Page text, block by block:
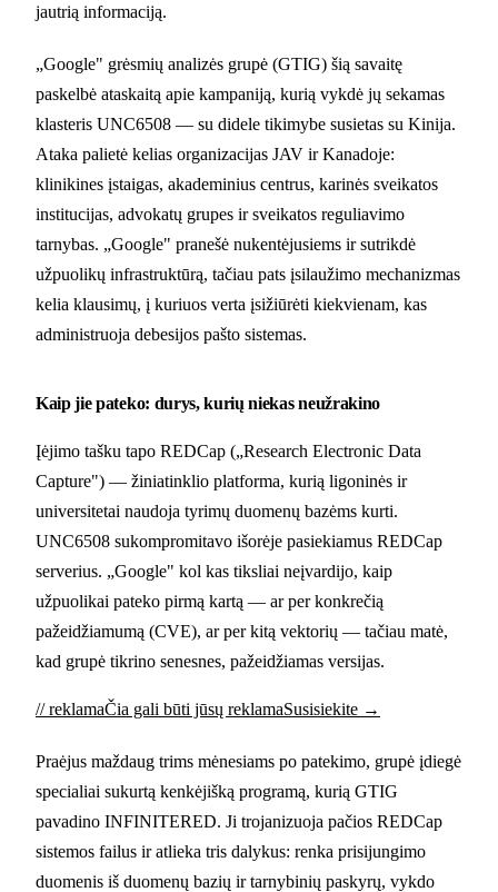
jautrią informaciją.
„Google" grėsmių analizės grupė (GTIG) šią savaitę
paskelbė ataskaitą apie kampaniją, kurią vykdė jų sekamas
klasteris UNC6508 — su didele tikimybe susietas su Kinija.
Ataka palietė kelias organizacijas JAV ir Kanadoje:
klinikines įstaigas, akademinius centrus, karinės sveikatos
institucijas, advokatų grupes ir sveikatos reguliavimo
tarnybas. „Google" pranešė nukentėjusiems ir sutrikdė
užpuolikų infrastruktūrą, tačiau pats įsilaužimo mechanizmas
kelia klausimų, į kuriuos verta įsižiūrėti kiekvienam, kas
administruoja debesijos pašto sistemas.
Kaip jie pateko: durys, kurių niekas neužrakino
Įėjimo tašku tapo REDCap („Research Electronic Data
Capture") — žiniatinklio platforma, kurią ligoninės ir
universitetai naudoja tyrimų duomenų bazėms kurti.
UNC6508 sukompromitavo išorėje pasiekiamus REDCap
serverius. „Google" kol kas tiksliai neįvardijo, kaip
užpuolikai pateko pirmą kartą — ar per konkrečią
pažeidžiamumą (CVE), ar per kitą vektorių — tačiau matė,
kad grupė tikrino senesnes, pažeidžiamas versijas.
// reklamaČia gali būti jūsų reklamaSusisiekite →
Praėjus maždaug trims mėnesiams po patekimo, grupė įdiegė
specialiai sukurtą kenkėjišką programą, kurią GTIG
pavadino INFINITERED. Ji trojanizuoja pačios REDCap
sistemos failus ir atlieka tris dalykus: renka prisijungimo
duomenis iš duomenų bazių ir tarnybinių paskyrų, vykdo